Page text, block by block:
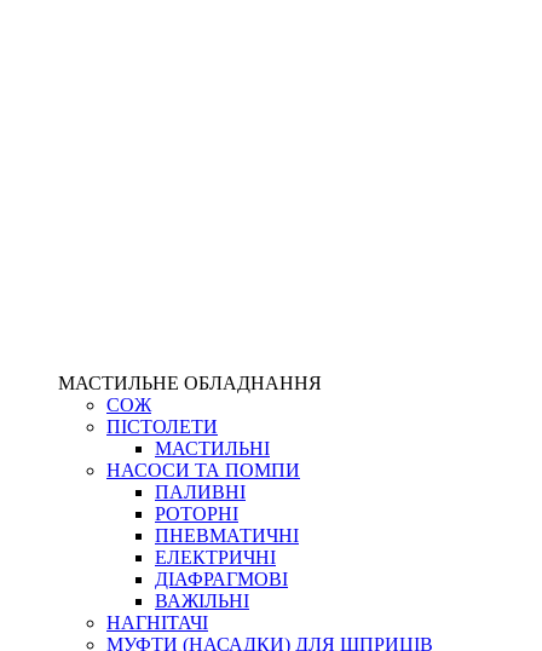
МАСТИЛЬНЕ ОБЛАДНАННЯ
СОЖ
ПІСТОЛЕТИ
МАСТИЛЬНІ
НАСОСИ ТА ПОМПИ
ПАЛИВНІ
РОТОРНІ
ПНЕВМАТИЧНІ
ЕЛЕКТРИЧНІ
ДІАФРАГМОВІ
ВАЖІЛЬНІ
НАГНІТАЧІ
МУФТИ (НАСАДКИ) ДЛЯ ШПРИЦІВ